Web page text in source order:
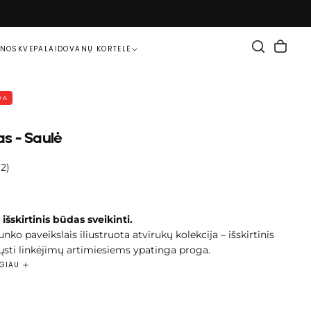
KVEPALAI DOVANŲ KORTELĖ
- Saulė
išskirtinis būdas sveikinti.
paveikslais iliustruota atvirukų kolekcija – išskirtinis
linkėjimų artimiesiems ypatinga proga.
kūryba suteiks jūsų sveikinimui rafinuotumo ir ilgai